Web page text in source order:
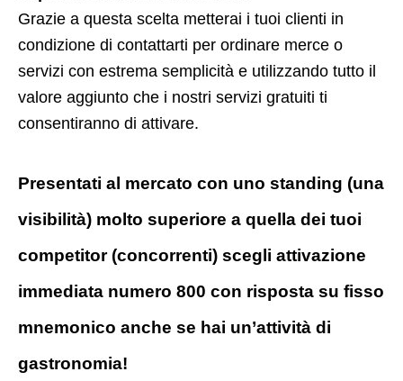
Grazie a questa scelta metterai i tuoi clienti in
condizione di contattarti per ordinare merce o
servizi con estrema semplicità e utilizzando tutto il
valore aggiunto che i nostri servizi gratuiti ti
consentiranno di attivare.
Presentati al mercato con uno standing (una
visibilità) molto superiore a quella dei tuoi
competitor (concorrenti) scegli attivazione
immediata numero 800 con risposta su fisso
mnemonico anche se hai un’attività di
gastronomia!